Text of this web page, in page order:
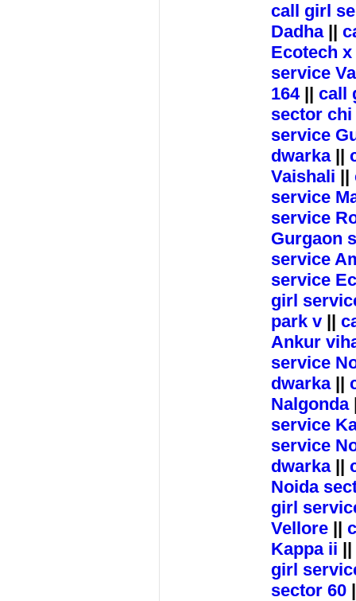
call girl
Dadha||
Ecotech x
service
164|| call
sector chi
service
dwarka||
Vaishali ||
service
service
Gurgaon
service
service
girl
park v ||
Ankur
service
dwarka||
Nalgonda
service
service
dwarka||
Noida
girl
Vellore ||
Kappa ii ||
girl
sector 60